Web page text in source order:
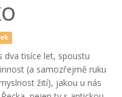
dva tisíce let, spoustu
(a samozřejmě ruku
žití), jakou u nás